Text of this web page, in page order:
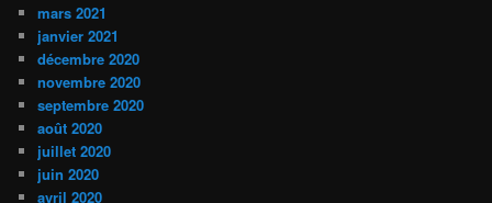
mars 2021
janvier 2021
décembre 2020
novembre 2020
septembre 2020
août 2020
juillet 2020
juin 2020
avril 2020